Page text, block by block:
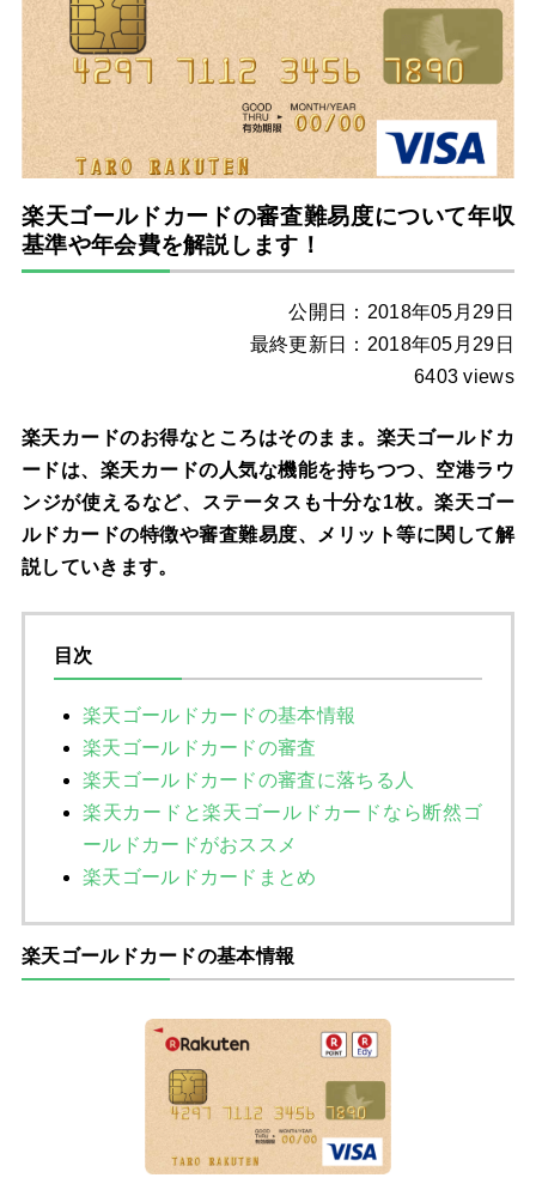
楽天ゴールドカードの審査難易度について年収
基準や年会費を解説します！
公開日：2018年05月29日
最終更新日：2018年05月29日
6403 views
楽天カードのお得なところはそのまま。楽天ゴールドカ
ードは、楽天カードの人気な機能を持ちつつ、空港ラウ
ンジが使えるなど、ステータスも十分な1枚。楽天ゴー
ルドカードの特徴や審査難易度、メリット等に関して解
説していきます。
目次
楽天ゴールドカードの基本情報
楽天ゴールドカードの審査
楽天ゴールドカードの審査に落ちる人
楽天カードと楽天ゴールドカードなら断然ゴ
ールドカードがおススメ
楽天ゴールドカードまとめ
楽天ゴールドカードの基本情報